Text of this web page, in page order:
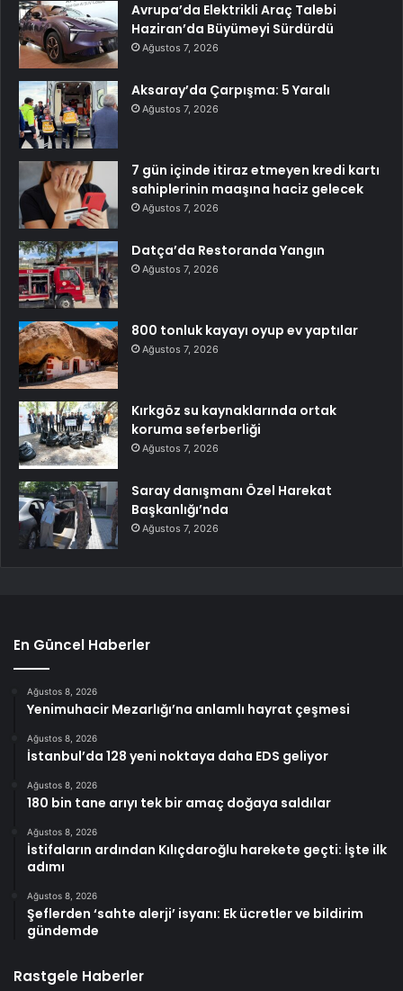
Avrupa’da Elektrikli Araç Talebi
Haziran’da Büyümeyi Sürdürdü
Ağustos 7, 2026
Aksaray’da Çarpışma: 5 Yaralı
Ağustos 7, 2026
7 gün içinde itiraz etmeyen kredi kartı
sahiplerinin maaşına haciz gelecek
Ağustos 7, 2026
Datça’da Restoranda Yangın
Ağustos 7, 2026
800 tonluk kayayı oyup ev yaptılar
Ağustos 7, 2026
Kırkgöz su kaynaklarında ortak
koruma seferberliği
Ağustos 7, 2026
Saray danışmanı Özel Harekat
Başkanlığı’nda
Ağustos 7, 2026
En Güncel Haberler
Ağustos 8, 2026
Yenimuhacir Mezarlığı’na anlamlı hayrat çeşmesi
Ağustos 8, 2026
İstanbul’da 128 yeni noktaya daha EDS geliyor
Ağustos 8, 2026
180 bin tane arıyı tek bir amaç doğaya saldılar
Ağustos 8, 2026
İstifaların ardından Kılıçdaroğlu harekete geçti: İşte ilk
adımı
Ağustos 8, 2026
Şeflerden ‘sahte alerji’ isyanı: Ek ücretler ve bildirim
gündemde
Rastgele Haberler